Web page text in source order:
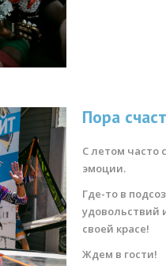
Пора
С летом
эмоции.
Где-то в
удовольствий
своей красе!
Ждем в гости!